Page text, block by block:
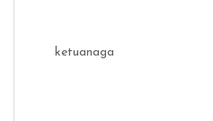
ketuanaga